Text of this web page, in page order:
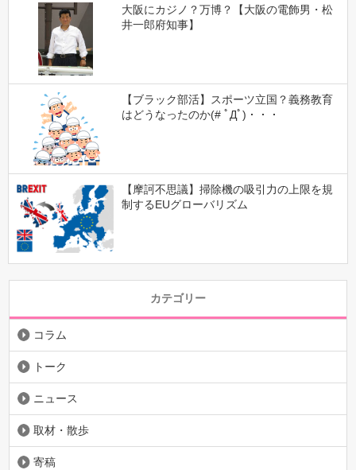
大阪にカジノ？万博？【大阪の電飾男・松
井一郎府知事】
【ブラック部活】スポーツ立国？義務教育
はどうなったのか(# ﾟДﾟ)・・・
【摩訶不思議】掃除機の吸引力の上限を規
制するEUグローバリズム
カテゴリー
コラム
トーク
ニュース
取材・散歩
寄稿